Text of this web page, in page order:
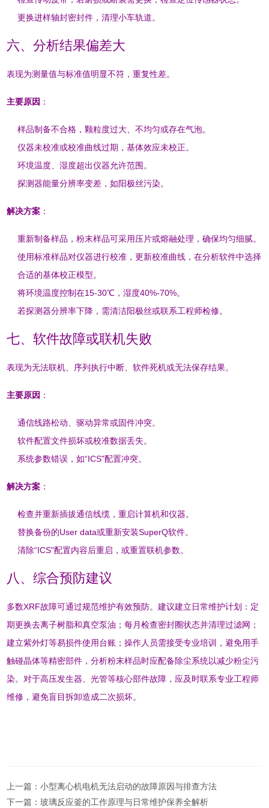
更换进样轴封密封件，清理小车轨道。
六、分析结果偏差大
表现为测量值与标准值明显不符，重复性差。
主要原因 ：
样品制备不合格，颗粒度过大、不均匀或存在气泡。
仪器未校准或校准曲线过期，基体效应未校正。
环境温度、湿度超出仪器允许范围 。
探测器能量分辨率变差，如阳极丝污染。
解决方案 ：
重新制备样品，粉末样品可采用压片或熔融处理，确保均匀细腻。
使用标准样品对仪器进行校准，更新校准曲线，在分析软件中选择
合适的基体校正模型。
将环境温度控制在15-30℃，湿度40%-70%。
若探测器分辨率下降，需清洁阳极丝或联系工程师检修。
七、软件故障或联机失败
表现为无法联机、序列执行中断、软件死机或无法保存结果。
主要原因 ：
通信线路松动、驱动异常或固件冲突。
软件配置文件损坏或校准数据丢失。
系统参数错误，如“ICS"配置冲突。
解决方案 ：
检查并重新插拔通信线缆，重启计算机和仪器。
替换备份的User data或重新安装SuperQ软件。
清除“ICS"配置内容后重启，或重置联机参数。
八、综合预防建议
多数XRF故障可通过规范维护有效预防。建议建立日常维护计划：定
期更换去离子树脂和真空泵油；每月检查密封圈状态并清理过滤网 ；
建立紫外灯等易损件使用台账；操作人员需接受专业培训，避免用手
触碰晶体等精密部件，分析粉末样品时应配备除尘系统以减少粉尘污
染。对于高压发生器、光管等核心部件故障，应及时联系专业工程师
维修，避免盲目拆卸造成二次损坏。
上一篇：小型离心机电机无法启动的故障原因与排查方法
下一篇：玻璃反应釜的工作原理与日常维护保养全解析